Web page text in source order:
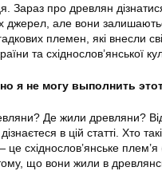
Зараз про древлян
джерел, але вони
племен, які внесли
та східнослов’янської
я не могу выполнить
Де жили древляни?
в цій статті. Хто
східнослов’янське
що вони жили в